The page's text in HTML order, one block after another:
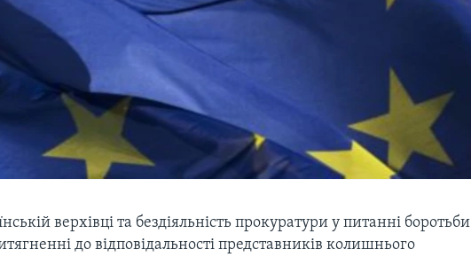
верхівці та бездіяльність прокуратури у питанні боротьби
до відповідальності представників колишнього